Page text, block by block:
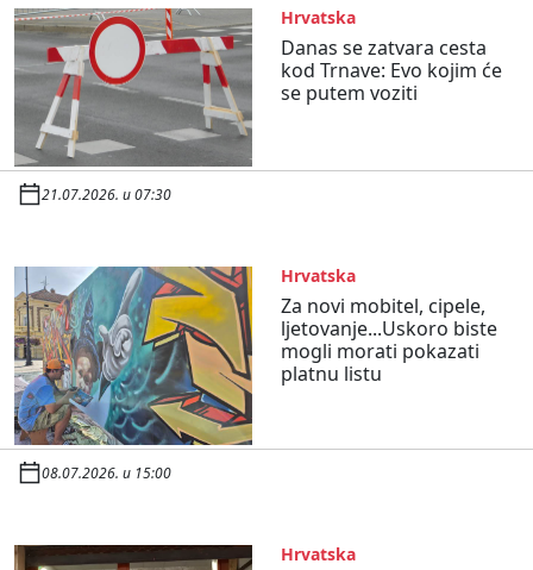
Hrvatska
Danas se zatvara cesta
kod Trnave: Evo kojim će
se putem voziti
21.07.2026. u 07:30
Hrvatska
Za novi mobitel, cipele,
ljetovanje...Uskoro biste
mogli morati pokazati
platnu listu
08.07.2026. u 15:00
Hrvatska